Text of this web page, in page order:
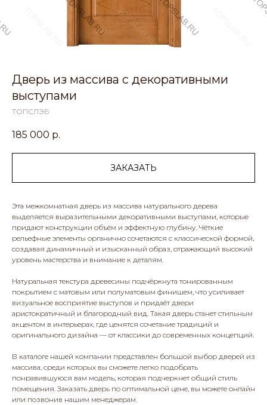
Дверь из массива с декоративными
выступами
ТОПСЛЭБ
185 000 р.
ЗАКАЗАТЬ
Эта межкомнатная дверь из массива натурального дерева
выделяется выразительными декоративными выступами, которые
придают конструкции объём и эффектную глубину. Чёткие
рельефные элементы органично сочетаются с классической формой,
создавая динамичный и изысканный образ, отражающий высокий
уровень мастерства и внимание к деталям.
Натуральная текстура древесины подчёркнута тонированным
покрытием с матовым или полуматовым финишем, что усиливает
визуальное восприятие выступов и придаёт двери
аристократичный и благородный вид. Такая дверь станет стильным
акцентом в интерьерах, где ценятся сочетание традиций и
оригинального дизайна — от классики до современных концепций.
В каталоге нашей компании представлен большой выбор дверей из
массива, среди которых вы сможете легко подобрать
понравившуюся вам модель, которая подчеркнет общий стиль
помещения. Заказать дверь по оптимальной цене, вы можете онлайн
или позвонив нашим менеджерам.